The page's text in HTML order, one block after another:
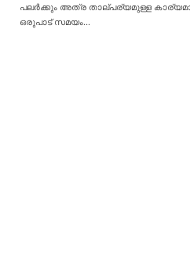
പലർക്കും അത്ര താല്പര്യമുള്ള
ഒരുപാട് സമയം…